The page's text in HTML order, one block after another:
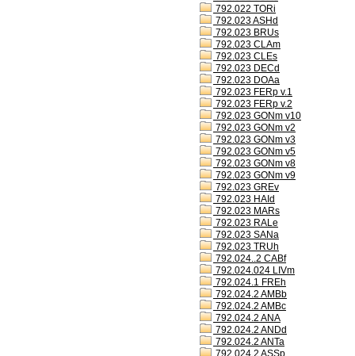
792.022 TORi
792.023 ASHd
792.023 BRUs
792.023 CLAm
792.023 CLEs
792.023 DECd
792.023 DOAa
792.023 FERp v.1
792.023 FERp v.2
792.023 GONm v10
792.023 GONm v2
792.023 GONm v3
792.023 GONm v5
792.023 GONm v8
792.023 GONm v9
792.023 GREv
792.023 HAId
792.023 MARs
792.023 RALe
792.023 SANa
792.023 TRUh
792.024..2 CABf
792.024.024 LIVm
792.024.1 FREh
792.024.2 AMBb
792.024.2 AMBc
792.024.2 ANA
792.024.2 ANDd
792.024.2 ANTa
792.024.2 ASSp